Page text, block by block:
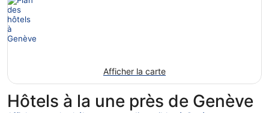
Afficher la carte
Hôtels à la une près de Genève